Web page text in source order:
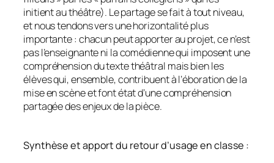
initient au théâtre). Le partage se fait à tout niveau,
et nous tendons vers une horizontalité plus
importante : chacun peut apporter au projet, ce n’est
pas l’enseignante ni la comédienne qui imposent une
compréhension du texte théâtral mais bien les
élèves qui, ensemble, contribuent à l’éboration de la
mise en scène et font état d’une compréhension
partagée des enjeux de la pièce.
Synthèse et apport du retour d’usage en classe :